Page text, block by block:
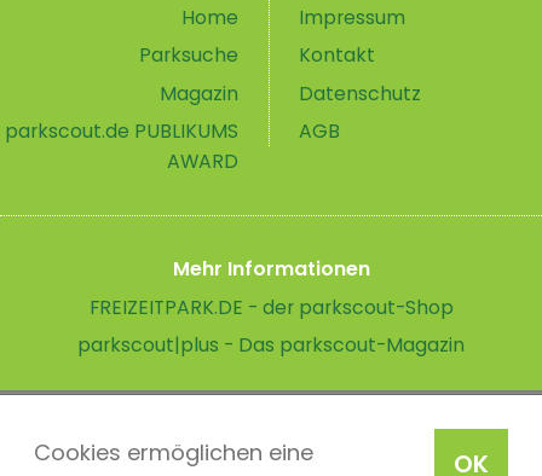
OK
Cookies ermöglichen eine
Home
Parksuche
Magazin
parkscout.de PUBLIKUMS
AWARD
Impressum
Kontakt
Datenschutz
AGB
Mehr Informationen
FREIZEITPARK.DE - der parkscout-Shop
parkscout|plus - Das parkscout-Magazin